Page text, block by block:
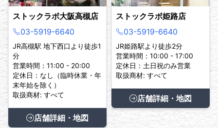
ストックラボ大阪高槻店
03-5919-6640
JR高槻駅 地下西口より徒歩1
分
営業時間：11:00 - 20:00
定休日：なし（臨時休業・年
末年始を除く）
取扱商材: すべて
店舗詳細・地図
ストックラボ姫路店
03-5919-6640
JR姫路駅より徒歩2分
営業時間：10:00 - 17:00
定休日：土日祝のみ営業
取扱商材: すべて
店舗詳細・地図